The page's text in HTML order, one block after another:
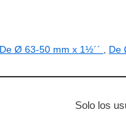
De Ø 63-50 mm x 1½´´ , De
Solo los